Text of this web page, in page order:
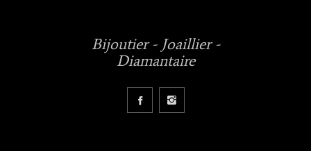
Bijoutier - Joaillier -
Diamantaire